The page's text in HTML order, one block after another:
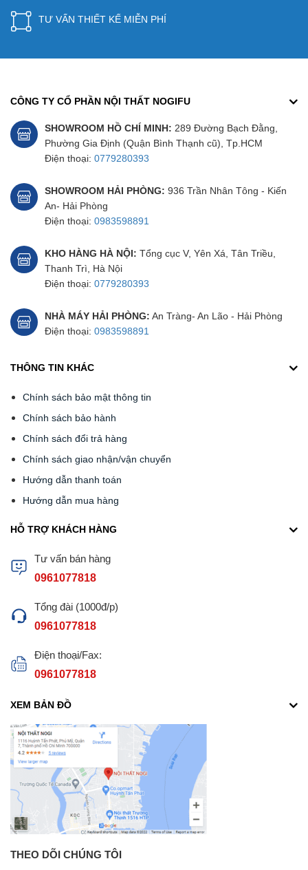
TƯ VẤN THIẾT KẾ MIỄN PHÍ
CÔNG TY CỔ PHẦN NỘI THẤT NOGIFU
SHOWROOM HỒ CHÍ MINH: 289 Đường Bạch Đằng,
Phường Gia Định (Quận Bình Thạnh cũ), Tp.HCM
Điện thoại: 0779280393
SHOWROOM HẢI PHÒNG: 936 Trần Nhân Tông - Kiến
An- Hải Phòng
Điện thoại: 0983598891
KHO HÀNG HÀ NỘI: Tổng cục V, Yên Xá, Tân Triều,
Thanh Trì, Hà Nội
Điện thoại: 0779280393
NHÀ MÁY HẢI PHÒNG: An Tràng- An Lão - Hải Phòng
Điện thoại: 0983598891
THÔNG TIN KHÁC
Chính sách bảo mật thông tin
Chính sách bảo hành
Chính sách đổi trả hàng
Chính sách giao nhận/vận chuyển
Hướng dẫn thanh toán
Hướng dẫn mua hàng
HỖ TRỢ KHÁCH HÀNG
Tư vấn bán hàng
0961077818
Tổng đài (1000đ/p)
0961077818
Điện thoại/Fax:
0961077818
XEM BẢN ĐỒ
THEO DÕI CHÚNG TÔI